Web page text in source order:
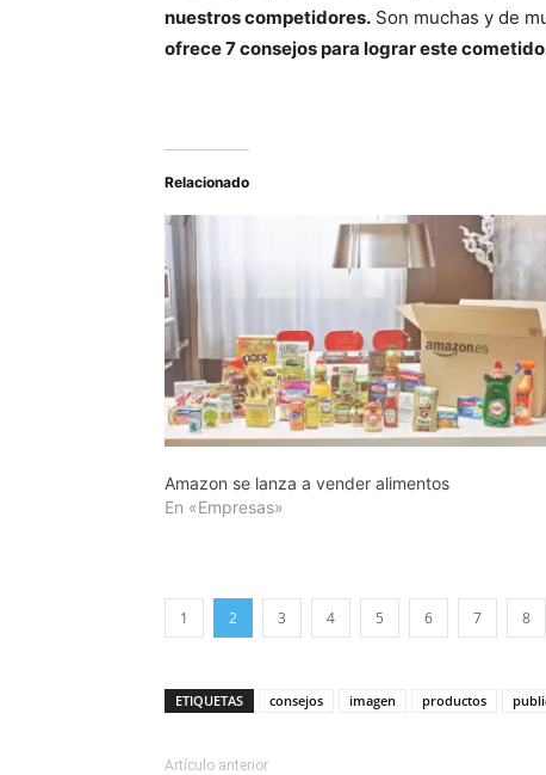
nuestros competidores. Son muchas y de
ofrece 7 consejos para lograr este
Relacionado
Amazon se lanza a vender alimentos
En «Empresas»
1 2 3 4 5 6 7 8
ETIQUETAS consejos imagen productos
Artículo anterior